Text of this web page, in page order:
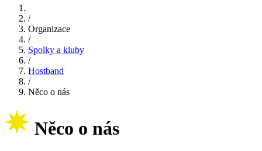
/
Organizace
/
Spolky a kluby
/
Hostband
/
Něco o nás
Něco o nás